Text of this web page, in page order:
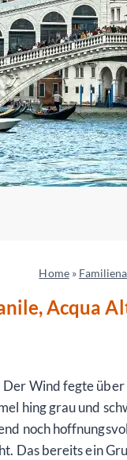
Home»
Acqua
Wind fegte
hing grau und
noch
Das bereits ein